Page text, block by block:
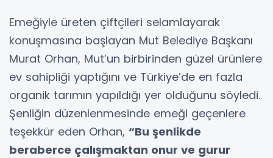
Emeğiyle üreten çiftçileri selamlayarak
konuşmasına başlayan Mut Belediye Başkanı
Murat Orhan, Mut’un birbirinden güzel ürünlere
ev sahipliği yaptığını ve Türkiye’de en fazla
organik tarımın yapıldığı yer olduğunu söyledi.
Şenliğin düzenlenmesinde emeği geçenlere
teşekkür eden Orhan, “Bu şenlikde
beraberce çalışmaktan onur ve gurur